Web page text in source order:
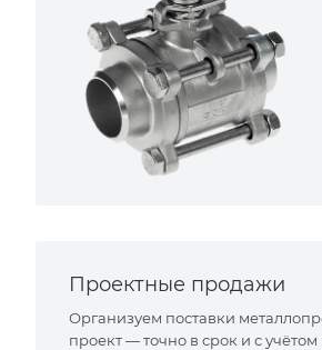
Проектные продажи
Организуем поставки
проект — точно в срок и с учётом